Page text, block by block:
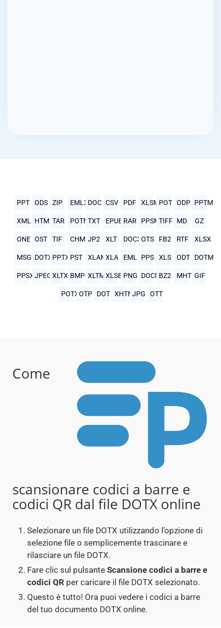
PPT ODS ZIP EMLXDOC CSV PDF XLSM POT ODP PPTM
XML HTMLTAR POTMTXT EPUB RAR PPSMTIFF MD GZ
ONE OST TIF CHM JP2 XLT DOCXOTS FB2 RTF XLSX
MSG DOTX PPTX PST XLAMXLA EML PPS XLS ODT DOTM
PPSX JPEG XLTX BMP XLTM XLSB PNG DOCMBZ2 MHTML
GIF
POTXOTP DOT XHTMLJPG OTT
Come
scansionare codici a barre e
codici QR dal file DOTX online
Selezionare un file DOTX utilizzando l’opzione di
selezione file o semplicemente trascinare e
rilasciare un file DOTX.
Fare clic sul pulsante Scansione codici a barre e
codici QR per caricare il file DOTX selezionato.
Questo è tutto! Ora puoi vedere i codici a barre
del tuo documento DOTX online.